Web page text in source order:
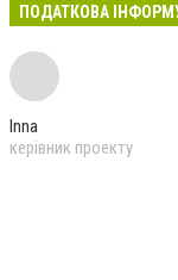
ПОДАТКОВА
Inna
керівник проекту